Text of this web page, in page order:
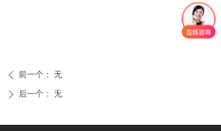
ꄴ 前一个： 无
ꄲ 后一个： 无